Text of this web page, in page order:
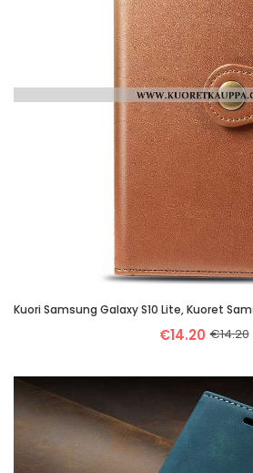
€14.20 €14.20